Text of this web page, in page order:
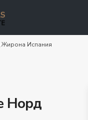
Жирона Испания
Норд